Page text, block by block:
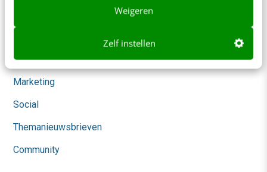
Weigeren
Zelf instellen
Content & Communicatie
Klantcontact & CX
Marketing
Social
Themanieuwsbrieven
Community